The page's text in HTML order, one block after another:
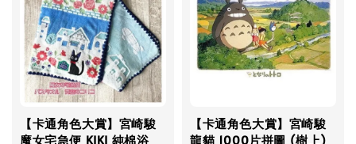
【卡通角色大賞】宮崎駿
魔女宅急便 KIKI 純棉浴
【卡通角色大賞】宮崎駿
龍貓 1000片拼圖 (樹上)